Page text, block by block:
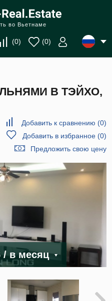
во Вьетнаме
(0) (0)
В ТЭЙХО,
Добавить к сравнению (0)
Добавить в избранное(0)
Предложить свою цену
/ в месяц